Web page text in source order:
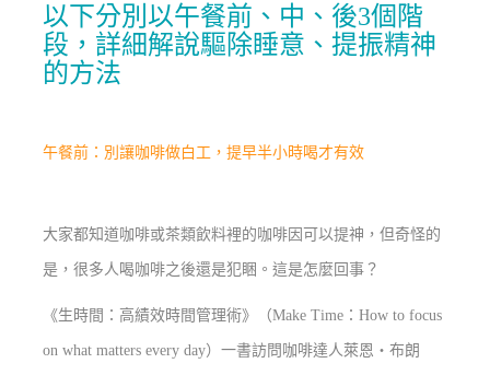
以下分別以午餐前、中、後3個階
段，詳細解說驅除睡意、提振精神
的方法
午餐前：別讓咖啡做白工，提早半小時喝才有效
大家都知道咖啡或茶類飲料裡的咖啡因可以提神，但奇怪的
是，很多人喝咖啡之後還是犯睏。這是怎麼回事？
《生時間：高績效時間管理術》（Make Time：How to focus
on what matters every day）一書訪問咖啡達人萊恩‧布朗